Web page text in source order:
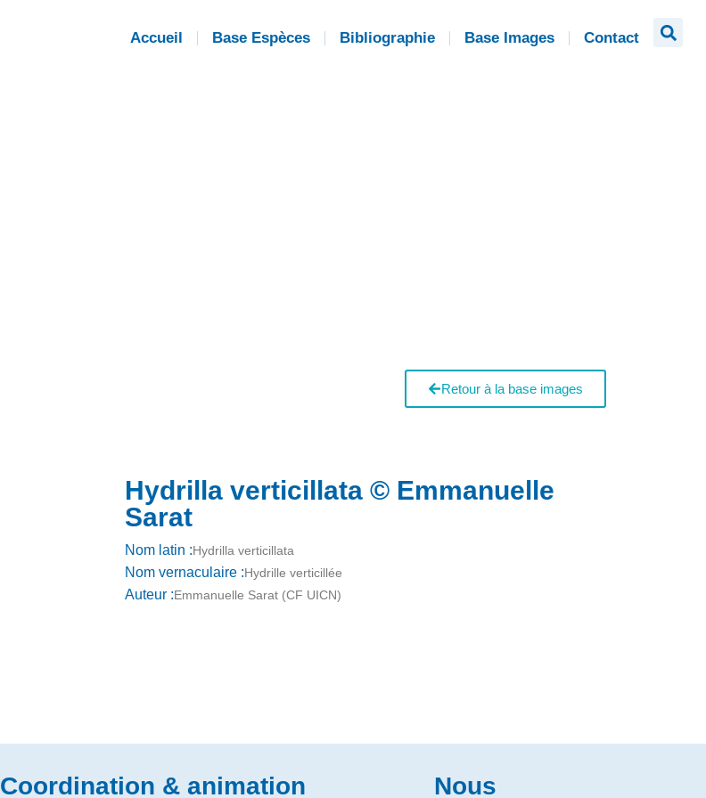
Accueil Base Espèces Bibliographie Base Images Contact
Retour à la base images
Hydrilla verticillata © Emmanuelle
Sarat
Nom latin :Hydrilla verticillata
Nom vernaculaire :Hydrille verticillée
Auteur :Emmanuelle Sarat (CF UICN)
Coordination & animation
Nous